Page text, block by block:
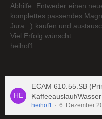
Abhilfe: Entweder einen
komplettes passendes
Jura...) kaufen und
Viel Erfolg wünscht
heihof1
ECAM 610.55.SB
Kaffeeauslauf/
heihof1 6. Dezember